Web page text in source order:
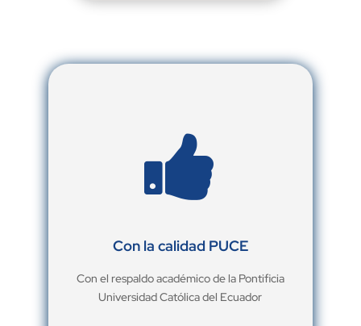

Con la calidad PUCE
Con el respaldo académico de la Pontificia
Universidad Católica del Ecuador